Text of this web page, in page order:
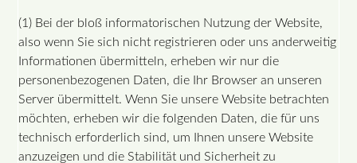
(1) Bei der bloß informatorischen Nutzung der Website,
also wenn Sie sich nicht registrieren oder uns anderweitig
Informationen übermitteln, erheben wir nur die
personenbezogenen Daten, die Ihr Browser an unseren
Server übermittelt. Wenn Sie unsere Website betrachten
möchten, erheben wir die folgenden Daten, die für uns
technisch erforderlich sind, um Ihnen unsere Website
anzuzeigen und die Stabilität und Sicherheit zu